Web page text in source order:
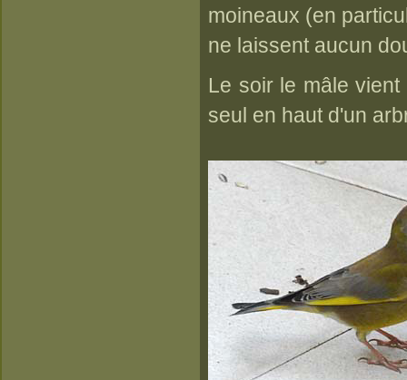
moineaux (en
ne laissent aucun
Le soir le mâle
seul en haut d'un